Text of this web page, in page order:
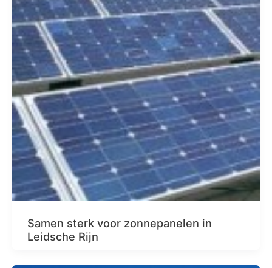
Samen sterk voor zonnepanelen in
Leidsche Rijn